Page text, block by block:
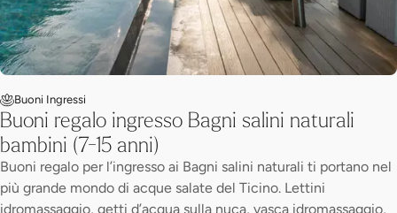
Buoni Ingressi
Buoni regalo ingresso Bagni salini naturali
bambini (7-15 anni)
Buoni regalo per l’ingresso ai Bagni salini naturali ti portano nel
più grande mondo di acque salate del Ticino. Lettini
idromassaggio, getti d’acqua sulla nuca, vasca idromassaggio,